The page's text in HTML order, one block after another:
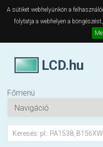
A sütiket webhelyünkön a
folytatja a webhelyen a
LCD.hu
Főmenü